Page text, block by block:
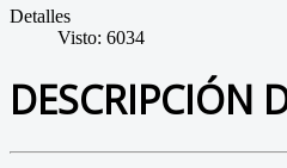
Detalles
Visto: 6034
DESCRIPCIÓN